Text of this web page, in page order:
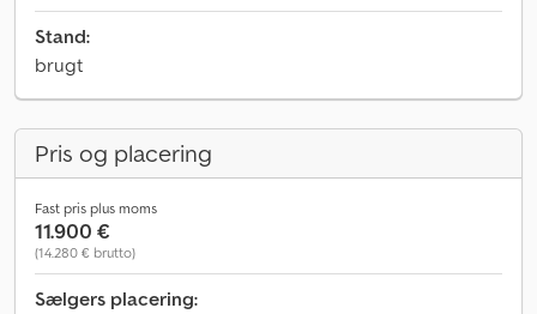
Stand:
brugt
Pris og placering
Fast pris plus moms
11.900 €
(14.280 € brutto)
Sælgers placering: